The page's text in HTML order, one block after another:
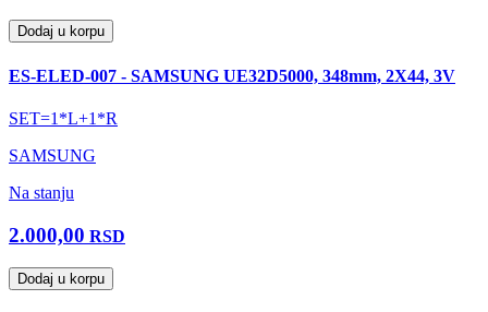
Dodaj u korpu
ES-ELED-007 - SAMSUNG UE32D5000, 348mm, 2X44, 3V
SET=1*L+1*R
SAMSUNG
Na stanju
2.000,00 RSD
Dodaj u korpu